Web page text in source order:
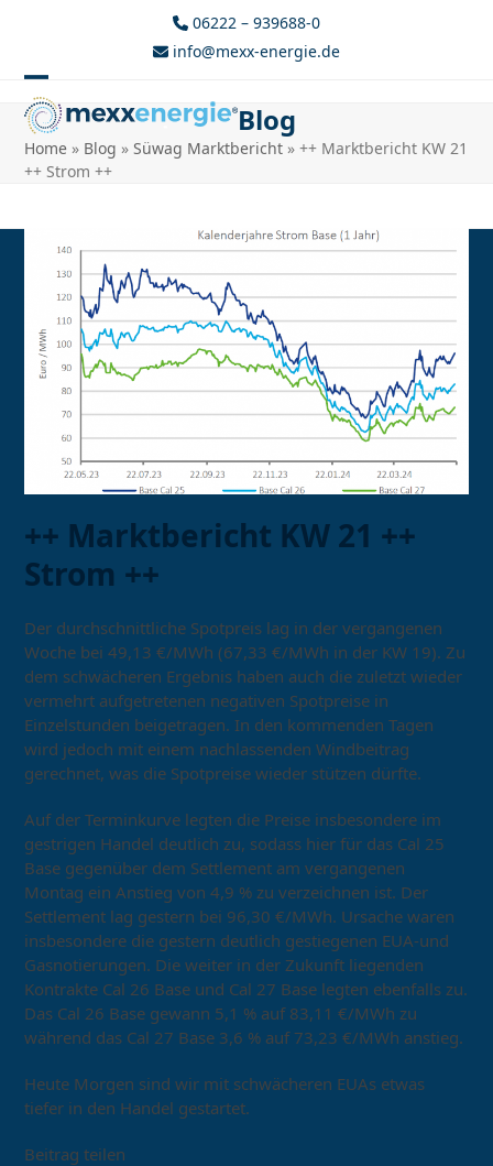
06222 – 939688-0
info@mexx-energie.de
Open
mobile
menu
Close
mobile
menu
Blog
Home » Blog »Süwag Marktbericht »++ Marktbericht KW 21
++ Strom ++
++ Marktbericht KW 21 ++
Strom ++
Der durchschnittliche Spotpreis lag in der vergangenen
Woche bei 49,13 €/MWh (67,33 €/MWh in der KW 19). Zu
dem schwächeren Ergebnis haben auch die zuletzt wieder
vermehrt aufgetretenen negativen Spotpreise in
Einzelstunden beigetragen. In den kommenden Tagen
wird jedoch mit einem nachlassenden Windbeitrag
gerechnet, was die Spotpreise wieder stützen dürfte.
Auf der Terminkurve legten die Preise insbesondere im
gestrigen Handel deutlich zu, sodass hier für das Cal 25
Base gegenüber dem Settlement am vergangenen
Montag ein Anstieg von 4,9 % zu verzeichnen ist. Der
Settlement lag gestern bei 96,30 €/MWh. Ursache waren
insbesondere die gestern deutlich gestiegenen EUA-und
Gasnotierungen. Die weiter in der Zukunft liegenden
Kontrakte Cal 26 Base und Cal 27 Base legten ebenfalls zu.
Das Cal 26 Base gewann 5,1 % auf 83,11 €/MWh zu
während das Cal 27 Base 3,6 % auf 73,23 €/MWh anstieg.
Heute Morgen sind wir mit schwächeren EUAs etwas
tiefer in den Handel gestartet.
Beitrag teilen